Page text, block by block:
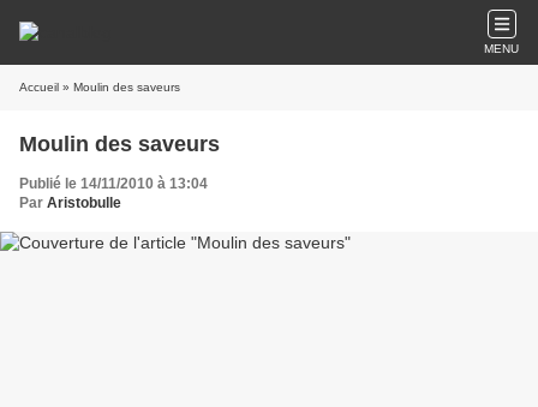
MENU
Accueil » Moulin des saveurs
Moulin des saveurs
Publié le 14/11/2010 à 13:04
Par Aristobulle